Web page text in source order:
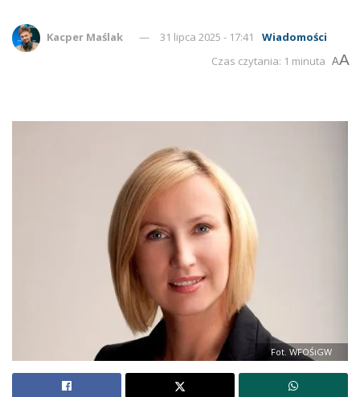
Kacper Maślak 31 lipca 2025 - 17:41
Wiadomości
Czas czytania: 1 minuta AA
Fot. WFOŚiGW